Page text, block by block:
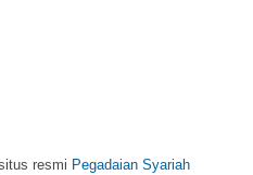
resmi Pegadaian Syariah